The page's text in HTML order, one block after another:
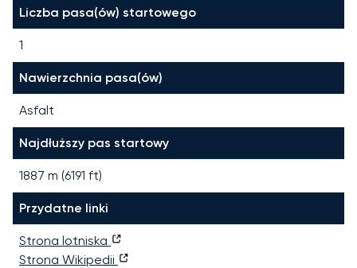
Liczba pasa(ów) startowego
1
Nawierzchnia pasa(ów)
Asfalt
Najdłuższy pas startowy
1887 m (6191 ft)
Przydatne linki
Strona lotniska
Strona Wikipedii